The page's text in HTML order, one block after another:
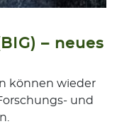
– neues
können wieder
und